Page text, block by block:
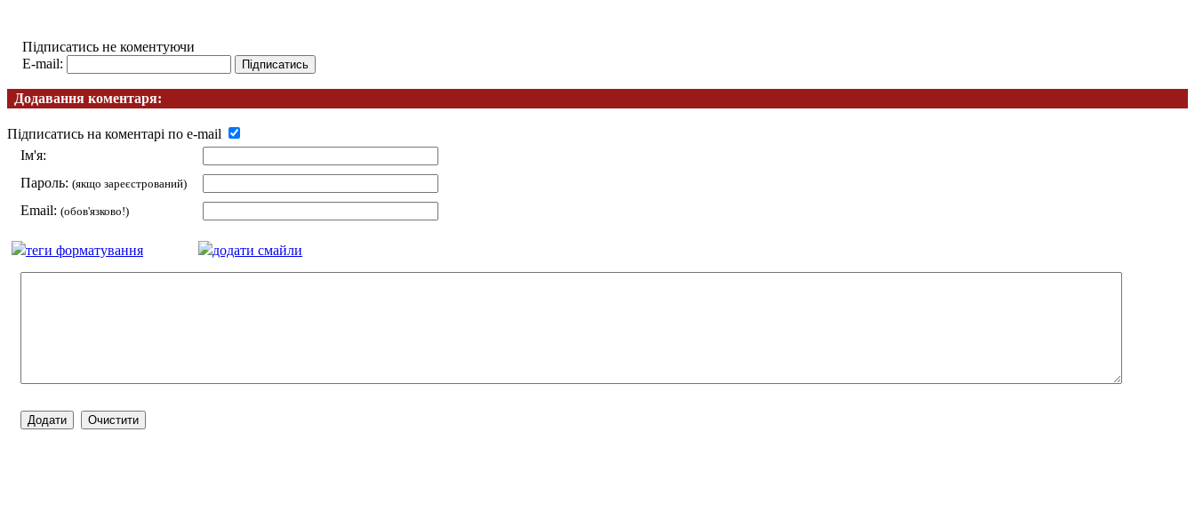
Підписатись не коментуючи
E-mail:
Додавання коментаря:
Підписатись на коментарі по e-mail
Ім'я:
Пароль: (якщо зареєстрований)
Email: (обов'язково!)
теги форматування додати смайли